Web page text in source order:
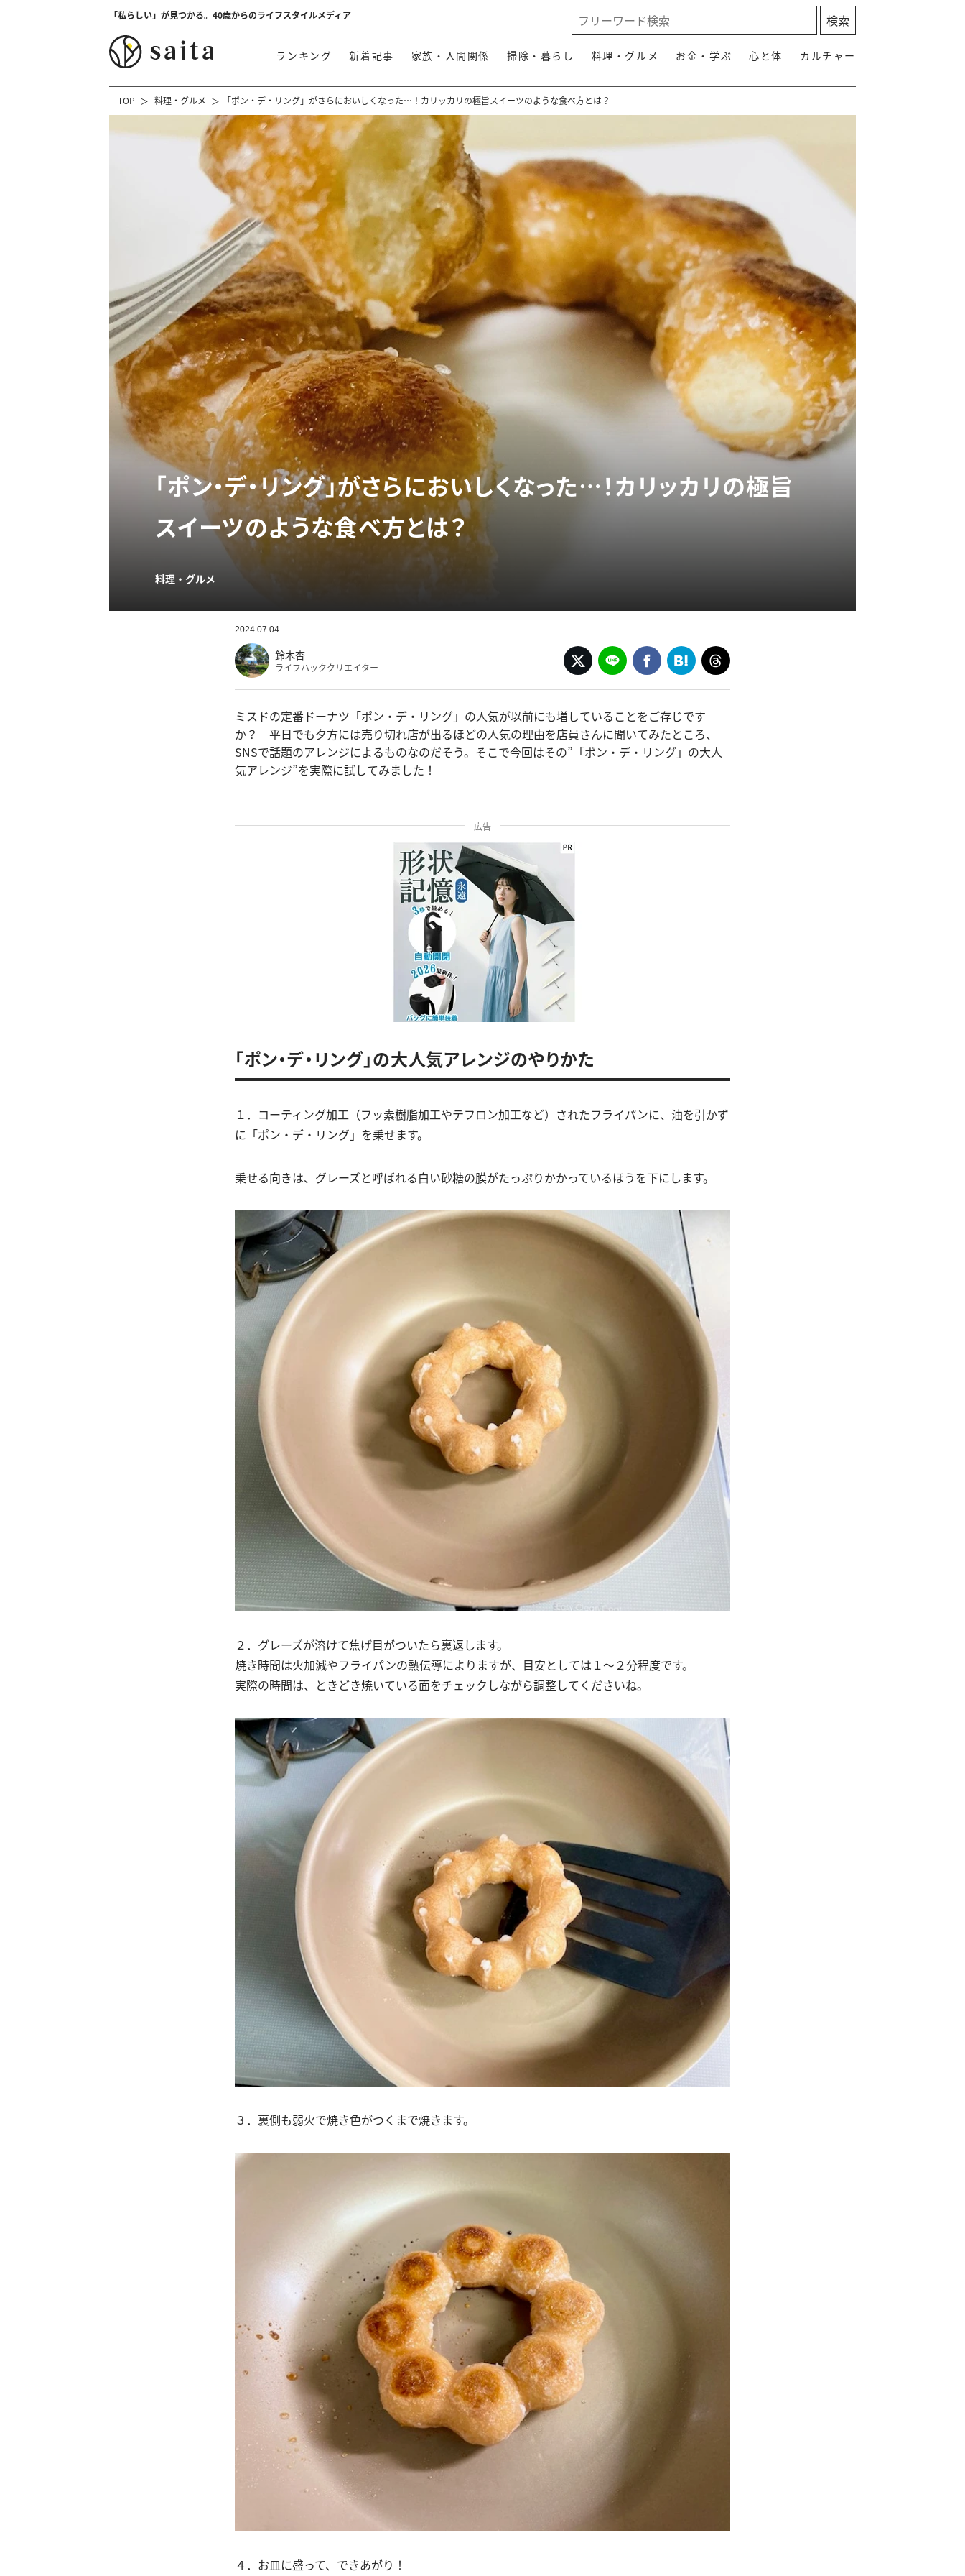
「私らしい」が見つかる。40歳からのライフスタイルメディア
ランキング 新着記事 家族・人間関係 掃除・暮らし 料理・グルメ お金・学ぶ 心と体 カルチャー
TOP 料理・グルメ 「ポン・デ・リング」がさらにおいしくなった…！カリッカリの極旨スイーツのような食べ方とは？
「ポン・デ・リング」がさらにおいしくなった…！カリッカリの極旨
スイーツのような食べ方とは？
料理・グルメ
2024.07.04
鈴木杏
ライフハッククリエイター
ミスドの定番ドーナツ「ポン・デ・リング」の人気が以前にも増していることをご存じです
か？ 平日でも夕方には売り切れ店が出るほどの人気の理由を店員さんに聞いてみたところ、
SNSで話題のアレンジによるものなのだそう。そこで今回はその”「ポン・デ・リング」の大人
気アレンジ”を実際に試してみました！
広告
「ポン・デ・リング」の大人気アレンジのやりかた
１．コーティング加工（フッ素樹脂加工やテフロン加工など）されたフライパンに、油を引かず
に「ポン・デ・リング」を乗せます。
乗せる向きは、グレーズと呼ばれる白い砂糖の膜がたっぷりかかっているほうを下にします。
２．グレーズが溶けて焦げ目がついたら裏返します。
焼き時間は火加減やフライパンの熱伝導によりますが、目安としては１～２分程度です。
実際の時間は、ときどき焼いている面をチェックしながら調整してくださいね。
３．裏側も弱火で焼き色がつくまで焼きます。
４．お皿に盛って、できあがり！